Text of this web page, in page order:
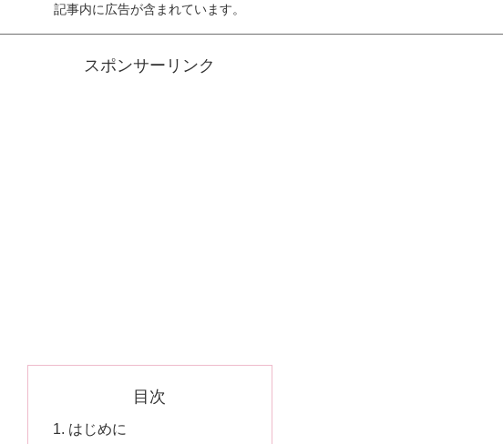
記事内に広告が含まれています。
スポンサーリンク
目次
はじめに